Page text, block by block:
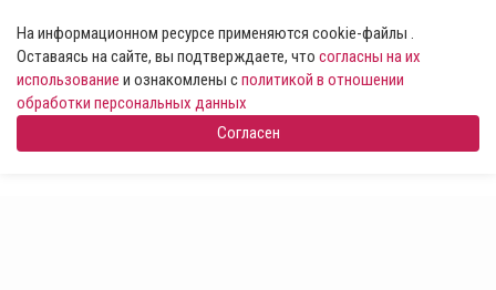
На информационном ресурсе применяются cookie-файлы .
Оставаясь на сайте, вы подтверждаете, что согласны на их
использование и ознакомлены сполитикой в отношении
обработки персональных данных
Согласен